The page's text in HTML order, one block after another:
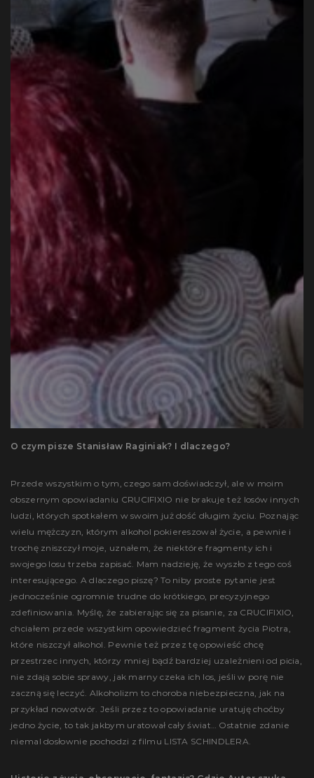
O czym pisze Stanisław Raginiak? I dlaczego?
Przede wszystkim o tym, czego sam doświadczył, ale w moim
obszernym opowiadaniu CRUCIFIXIO nie brakuje też losów innych
ludzi, których spotkałem w swoim już dość długim życiu. Poznając
wielu mężczyzn, którym alkohol pokiereszował życie, a pewnie i
trochę zniszczył moje, uznałem, że niektóre fragmenty ich i
swojego losu trzeba zapisać. Mam nadzieję, że wyszło z tego coś
interesującego. A dlaczego piszę? To niby proste pytanie jest
jednocześnie ogromnie trudne do krótkiego, precyzyjnego
zdefiniowania. Myślę, że zabierając się za pisanie, za CRUCIFIXIO,
chciałem przede wszystkim opowiedzieć fragment życia Piotra,
które niszczył alkohol. Pewnie też przez tę opowieść chcę
przestrzec innych, którzy mniej bądź bardziej uzależnieni od picia,
nie zdają sobie sprawy, jak marny czeka ich los, jeśli w porę nie
zaczną się leczyć. Alkoholizm to choroba niebezpieczna, jak na
przykład nowotwór. Jeśli przez to opowiadanie uratuję choćby
jedno życie, to tak jakbym uratował cały świat… Ostatnie zdanie
niemal dosłownie pochodzi z filmu LISTA SCHINDLERA.